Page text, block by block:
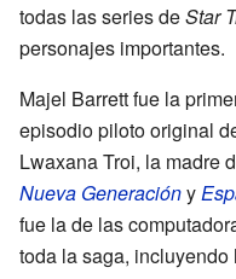
todas las series deStar
personajes importantes.
Majel Barrett fue la
episodio piloto original
Lwaxana Troi, la madre
Nueva Generacióny
fue la de las
toda la saga,